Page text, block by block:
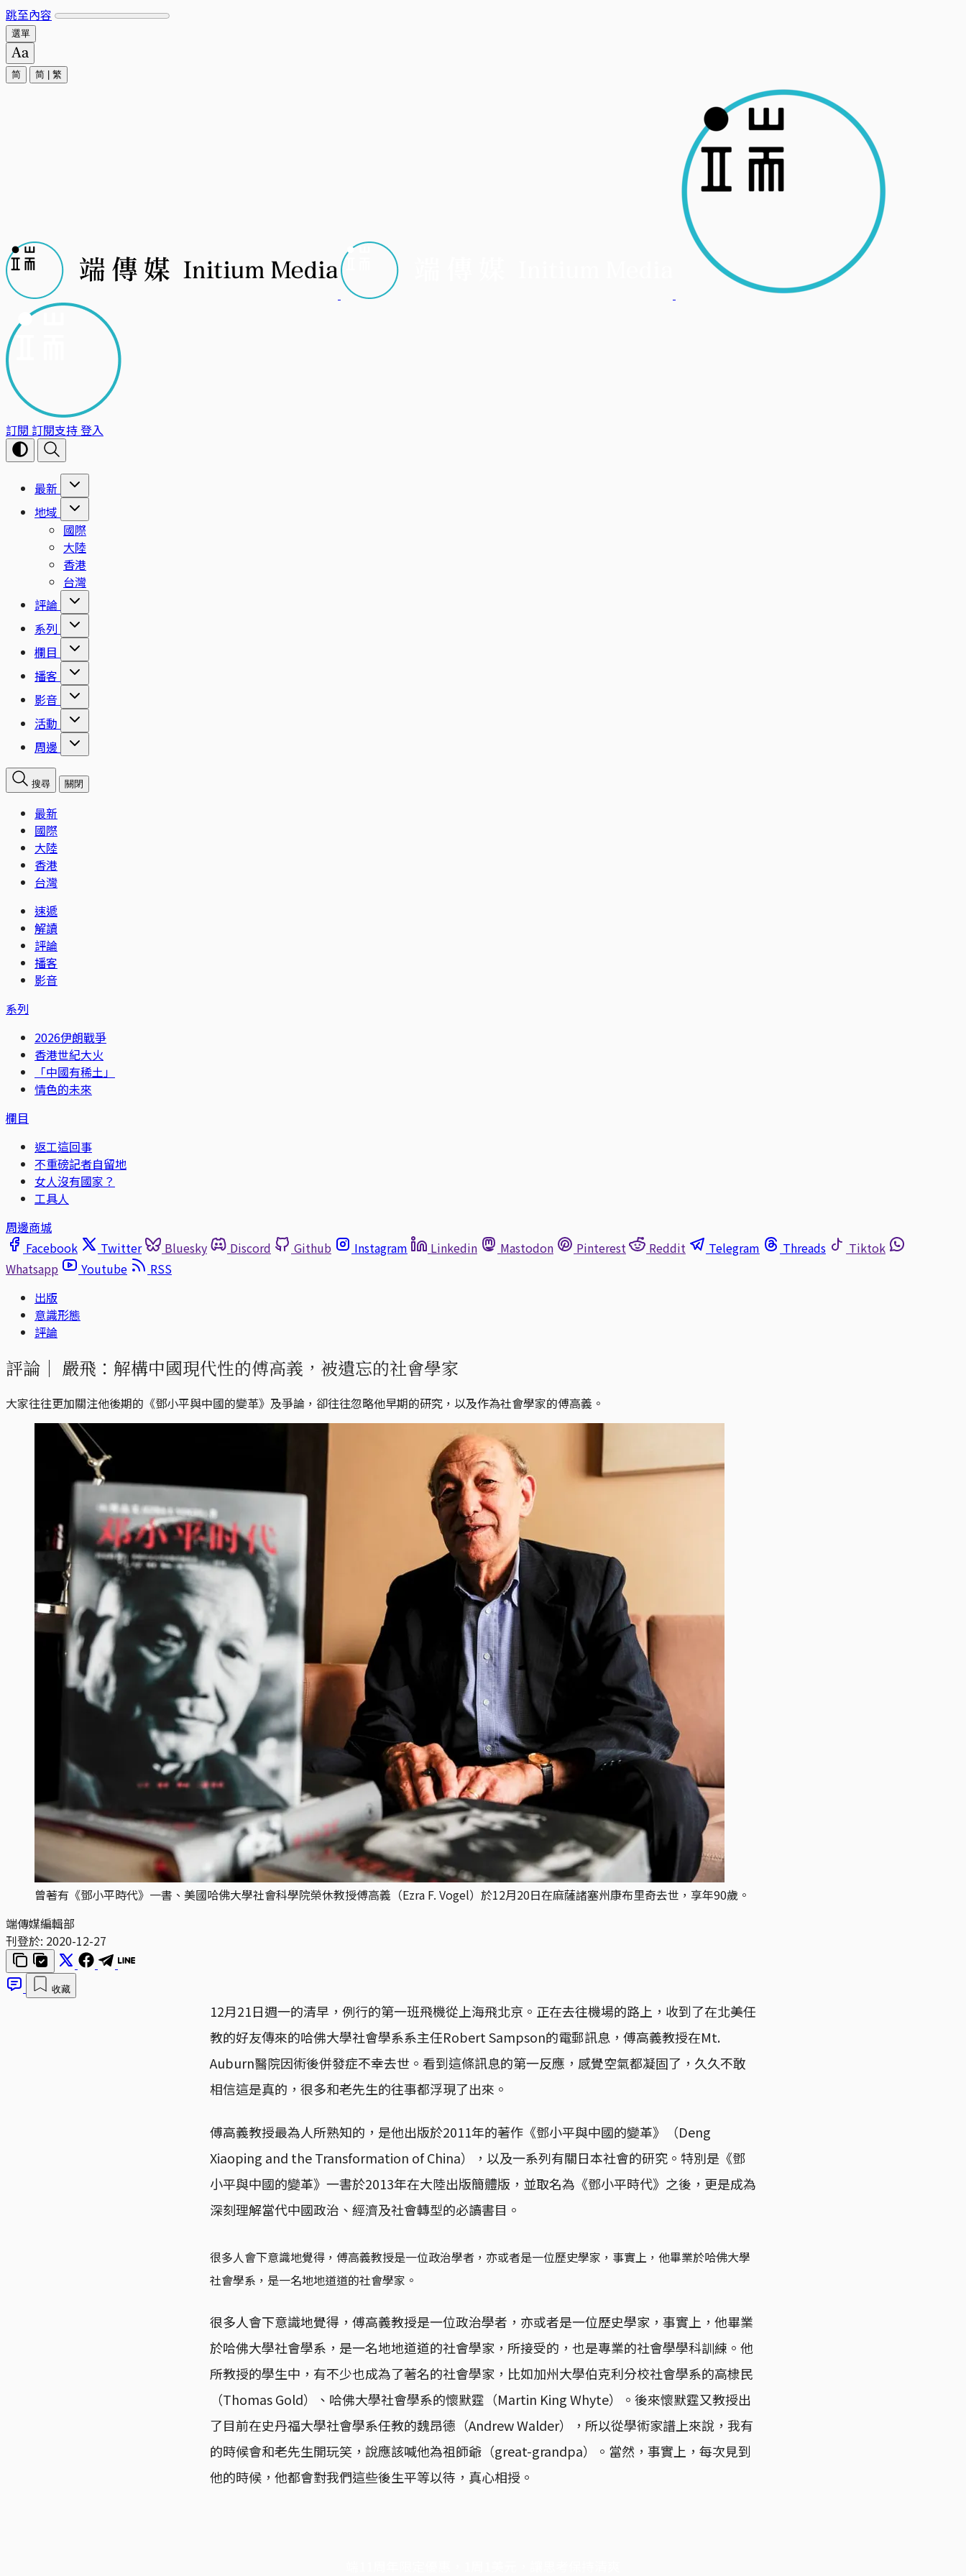
跳至內容
選單
简 简 繁
訂閱 訂閱支持登入
最新
地域
國際
大陸
香港
台灣
評論
系列
欄目
播客
影音
活動
周邊
搜尋 關閉
最新
國際
大陸
香港
台灣
速遞
解讀
評論
播客
影音
系列
2026伊朗戰爭
香港世紀大火
「中國有稀土」
情色的未來
欄目
返工這回事
不重磅記者自留地
女人沒有國家？
工具人
周邊商城
Facebook
Twitter Bluesky Discord Github Instagram Linkedin Mastodon Pinterest Reddit Telegram Threads
Tiktok
Whatsapp
Youtube
RSS
出版
意識形態
評論
評論｜ 嚴飛：解構中國現代性的傅高義，被遺忘的社會學家
大家往往更加關注他後期的《鄧小平與中國的變革》及爭論，卻往往忽略他早期的研究，以及作為社會學家的傅高義。
曾著有《鄧小平時代》一書、美國哈佛大學社會科學院榮休教授傅高義（Ezra F. Vogel）於12月20日在麻薩諸塞州康布里奇去世，享年90歲。
端傳媒編輯部
刊登於: 2020-12-27
收藏
12月21日週一的清早，例行的第一班飛機從上海飛北京。正在去往機場的路上，收到了在北美任
教的好友傳來的哈佛大學社會學系系主任Robert Sampson的電郵訊息，傅高義教授在Mt.
Auburn醫院因術後併發症不幸去世。看到這條訊息的第一反應，感覺空氣都凝固了，久久不敢
相信這是真的，很多和老先生的往事都浮現了出來。
傅高義教授最為人所熟知的，是他出版於2011年的著作《鄧小平與中國的變革》（Deng
Xiaoping and the Transformation of China），以及一系列有關日本社會的研究。特別是《鄧
小平與中國的變革》一書於2013年在大陸出版簡體版，並取名為《鄧小平時代》之後，更是成為
深刻理解當代中國政治、經濟及社會轉型的必讀書目。
很多人會下意識地覺得，傅高義教授是一位政治學者，亦或者是一位歷史學家，事實上，他畢業於哈佛大學
社會學系，是一名地地道道的社會學家。
很多人會下意識地覺得，傅高義教授是一位政治學者，亦或者是一位歷史學家，事實上，他畢業
於哈佛大學社會學系，是一名地地道道的社會學家，所接受的，也是專業的社會學學科訓練。他
所教授的學生中，有不少也成為了著名的社會學家，比如加州大學伯克利分校社會學系的高棣民
（Thomas Gold）、哈佛大學社會學系的懷默霆（Martin King Whyte）。後來懷默霆又教授出
了目前在史丹福大學社會學系任教的魏昂德（Andrew Walder），所以從學術家譜上來說，我有
的時候會和老先生開玩笑，說應該喊他為祖師爺（great-grandpa）。當然，事實上，每次見到
他的時候，他都會對我們這些後生平等以待，真心相授。